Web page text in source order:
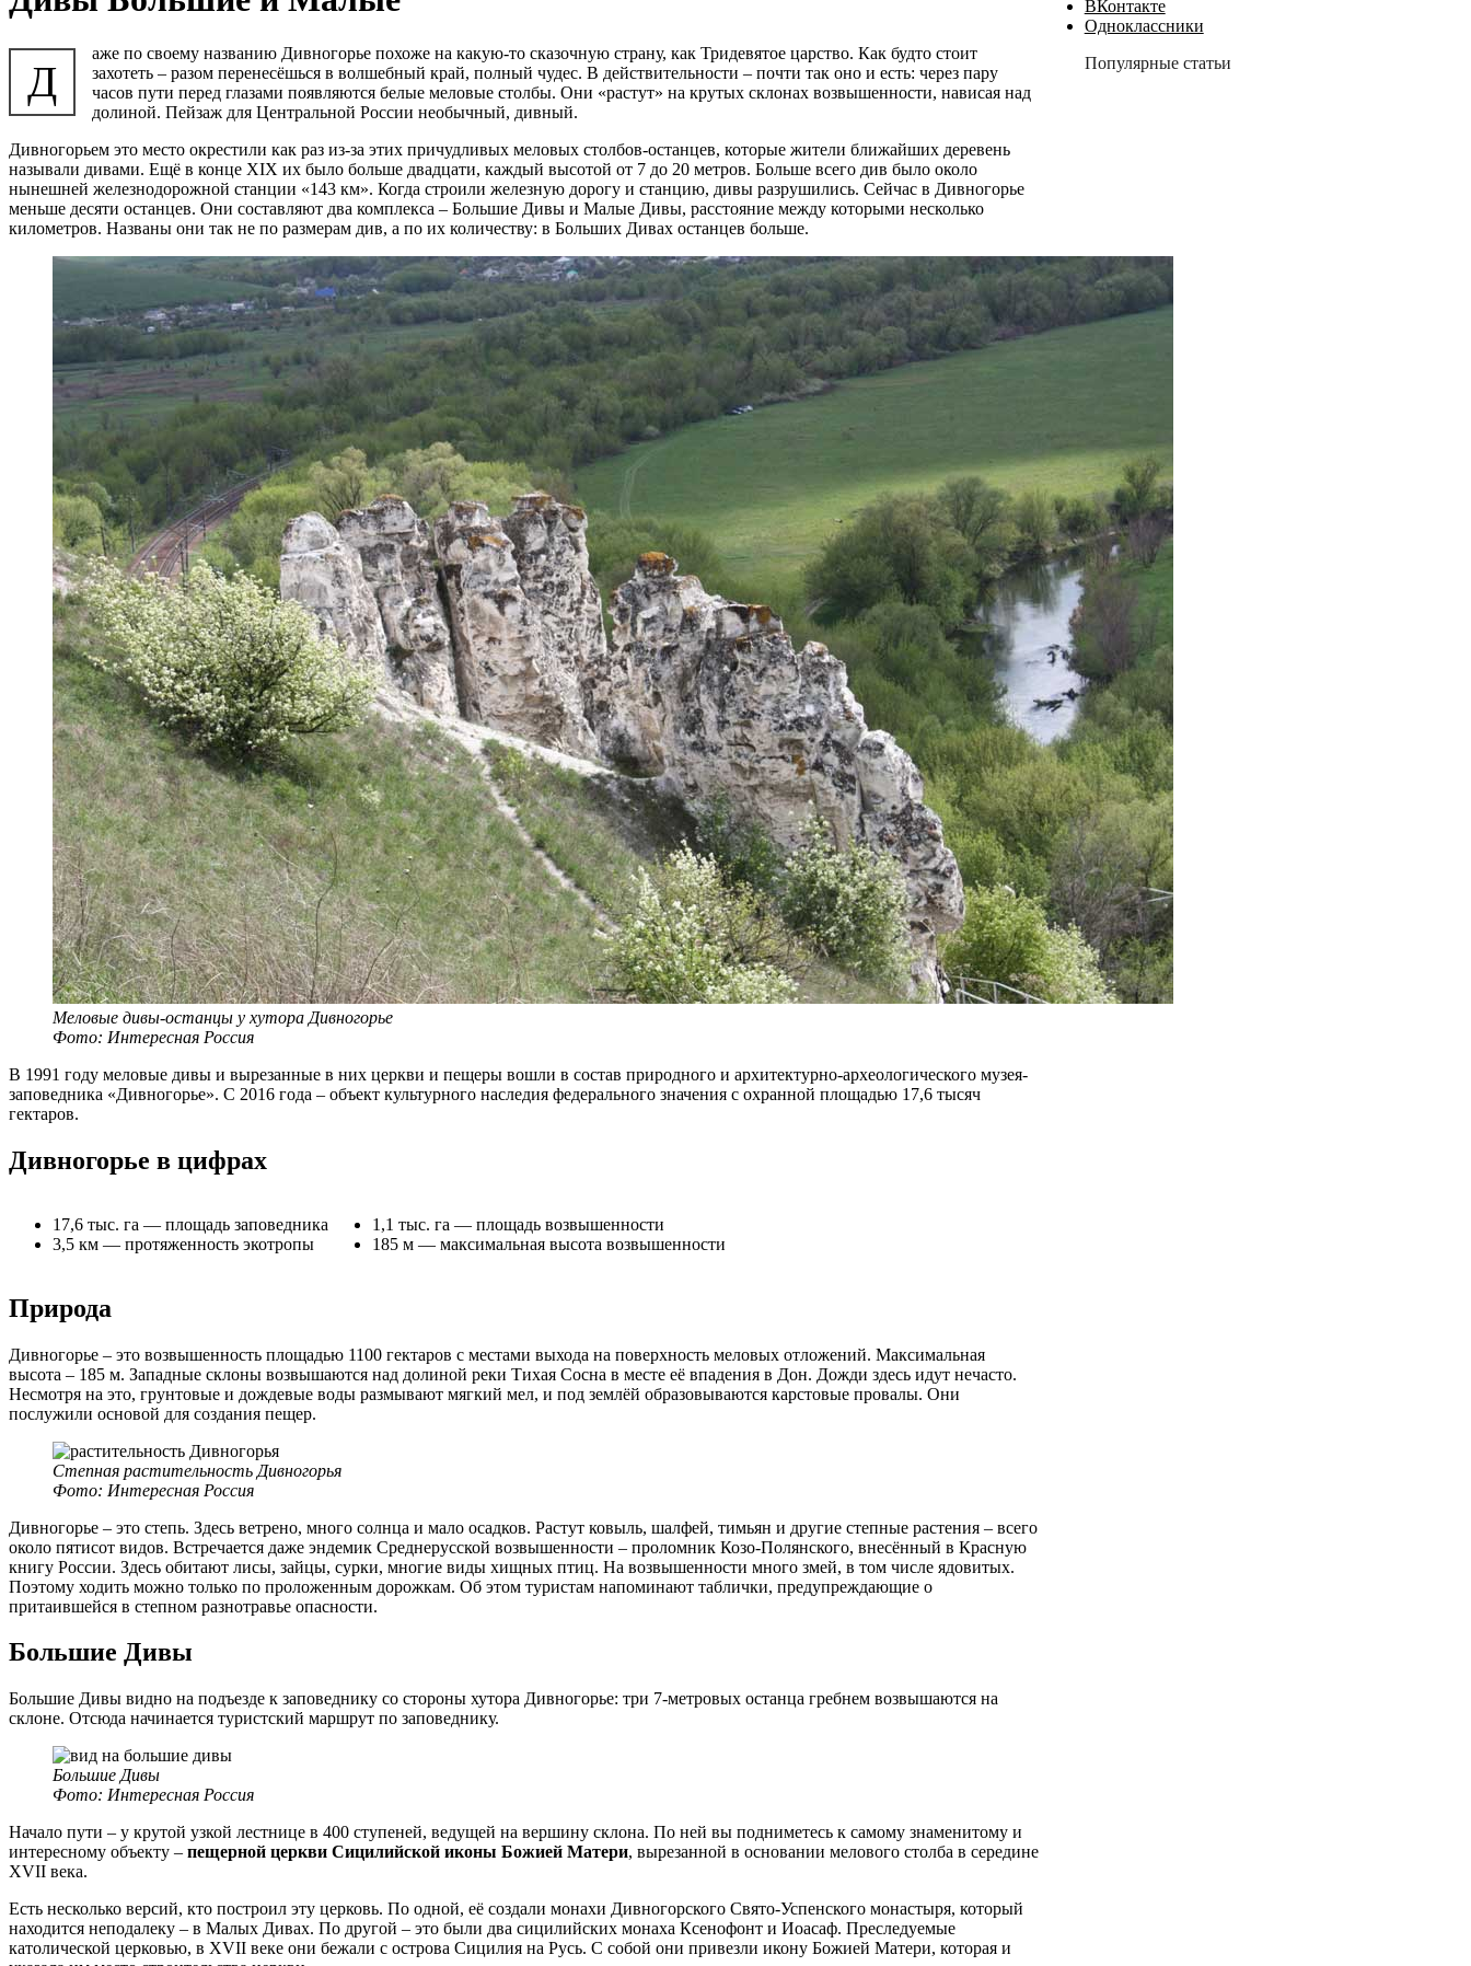
Д
аже по своему названию Дивногорье похоже на какую-то сказочную страну, как Тридевятое царство. Как будто стоит
захотеть – разом перенесёшься в волшебный край, полный чудес. В действительности – почти так оно и есть: через пару
часов пути перед глазами появляются белые меловые столбы. Они «растут» на крутых склонах возвышенности, нависая над
долиной. Пейзаж для Центральной России необычный, дивный.
Дивногорьем это место окрестили как раз из-за этих причудливых меловых столбов-останцев, которые жители ближайших деревень
называли дивами. Ещё в конце XIX их было больше двадцати, каждый высотой от 7 до 20 метров. Больше всего див было около
нынешней железнодорожной станции «143 км». Когда строили железную дорогу и станцию, дивы разрушились. Сейчас в Дивногорье
меньше десяти останцев. Они составляют два комплекса – Большие Дивы и Малые Дивы, расстояние между которыми несколько
километров. Названы они так не по размерам див, а по их количеству: в Больших Дивах останцев больше.
Меловые дивы-останцы у хутора Дивногорье
Фото: Интересная Россия
В 1991 году меловые дивы и вырезанные в них церкви и пещеры вошли в состав природного и архитектурно-археологического музея-
заповедника «Дивногорье». С 2016 года – объект культурного наследия федерального значения с охранной площадью 17,6 тысяч
гектаров.
Дивногорье в цифрах
17,6 тыс. га — площадь заповедника
3,5 км — протяженность экотропы
1,1 тыс. га — площадь возвышенности
185 м — максимальная высота возвышенности
Природа
Дивногорье – это возвышенность площадью 1100 гектаров с местами выхода на поверхность меловых отложений. Максимальная
высота – 185 м. Западные склоны возвышаются над долиной реки Тихая Сосна в месте её впадения в Дон. Дожди здесь идут нечасто.
Несмотря на это, грунтовые и дождевые воды размывают мягкий мел, и под землёй образовываются карстовые провалы. Они
послужили основой для создания пещер.
Степная растительность Дивногорья
Фото: Интересная Россия
Дивногорье – это степь. Здесь ветрено, много солнца и мало осадков. Растут ковыль, шалфей, тимьян и другие степные растения – всего
около пятисот видов. Встречается даже эндемик Среднерусской возвышенности – проломник Козо-Полянского, внесённый в Красную
книгу России. Здесь обитают лисы, зайцы, сурки, многие виды хищных птиц. На возвышенности много змей, в том числе ядовитых.
Поэтому ходить можно только по проложенным дорожкам. Об этом туристам напоминают таблички, предупреждающие о
притаившейся в степном разнотравье опасности.
Большие Дивы
Большие Дивы видно на подъезде к заповеднику со стороны хутора Дивногорье: три 7-метровых останца гребнем возвышаются на
склоне. Отсюда начинается туристский маршрут по заповеднику.
Большие Дивы
Фото: Интересная Россия
Начало пути – у крутой узкой лестнице в 400 ступеней, ведущей на вершину склона. По ней вы подниметесь к самому знаменитому и
интересному объекту – пещерной церкви Сицилийской иконы Божией Матери, вырезанной в основании мелового столба в середине
XVII века.
Есть несколько версий, кто построил эту церковь. По одной, её создали монахи Дивногорского Свято-Успенского монастыря, который
находится неподалеку – в Малых Дивах. По другой – это были два сицилийских монаха Ксенофонт и Иоасаф. Преследуемые
католической церковью, в XVII веке они бежали с острова Сицилия на Русь. С собой они привезли икону Божией Матери, которая и
ВКонтакте
Одноклассники
Популярные статьи